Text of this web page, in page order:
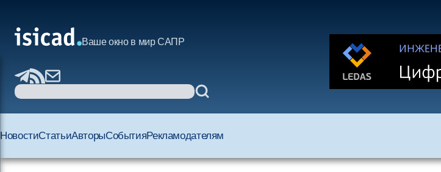
Ваше окно в мир САПР
НовостиСтатьиАвторыСобытияРекламодателям